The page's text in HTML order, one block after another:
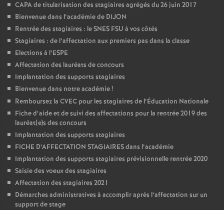
CAPA de titularisation des stagiaires agrégés du 26 juin 2017
Bienvenue dans l’académie de DIJON
Rentrée des stagiaires : le SNES FSU à vos côtés
Stagiaires : de l’affectation aux premiers pas dans la classe
Elections à l’ESPE
Affectation des lauréats de concours
Implantation des supports stagiaires
Bienvenue dans notre académie!
Remboursez la CVEC pour les stagiaires de l’Éducation Nationale
Fiche d’aide et de suivi des affectations pour la rentrée 2019 des
lauréat(e)s des concours
Implantation des supports stagiaires
FICHE D’AFFECTATION STAGIAIRES dans l’académie
Implantation des supports stagiaires prévisionnelle rentrée 2020
Saisie des voeux des stagiaires
Affectation des stagiaires 2021
Démarches administratives à accomplir après l’affectation sur un
support de stage